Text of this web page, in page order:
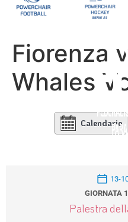
Fiorenza
Whales
Calendario
13-
GIORNATA
Palestra